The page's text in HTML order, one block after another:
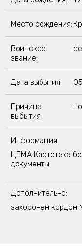
Место рождения:
Воинское
звание:
Дата выбытия:
Причина
выбытия:
Информация:
ЦВМА Картотека
документы
Дополнительно:
захоронен кордон